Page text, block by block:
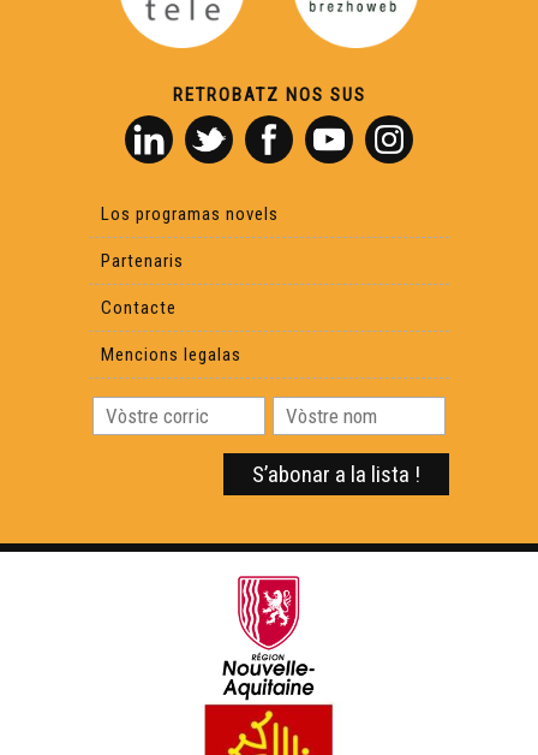
RETROBATZ NOS SUS
Los programas novels
Partenaris
Contacte
Mencions legalas